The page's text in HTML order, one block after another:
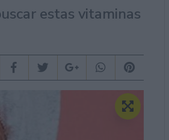
estas vitaminas